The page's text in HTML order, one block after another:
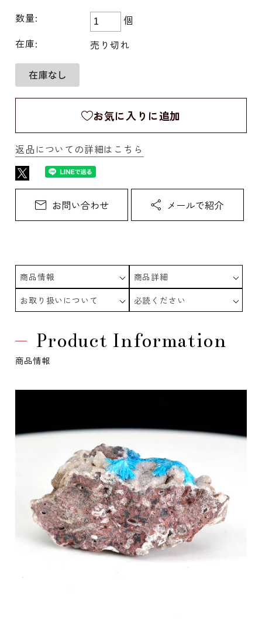
数量:
個
在庫:
売り切れ
お気に入りに追加
返品についての詳細はこちら
商品情報
商品詳細
お取り扱いについて
必読ください
Product Information
商品情報